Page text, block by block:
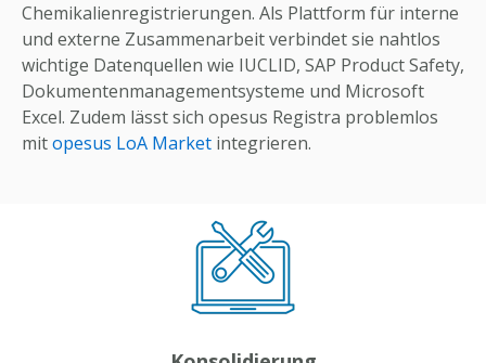
Chemikalienregistrierungen. Als Plattform für interne
und externe Zusammenarbeit verbindet sie nahtlos
wichtige Datenquellen wie IUCLID, SAP Product Safety,
Dokumentenmanagementsysteme und Microsoft
Excel. Zudem lässt sich opesus Registra problemlos
mitopesus LoA Market integrieren.